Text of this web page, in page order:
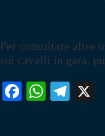
Per consultare altre
sui cavalli in gara,
Fa W
Te